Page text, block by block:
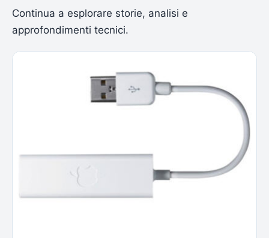
Continua a esplorare storie, analisi e
approfondimenti tecnici.